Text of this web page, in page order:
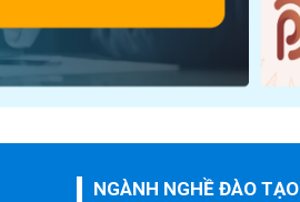
NGÀNH NGHỀ ĐÀO TẠO